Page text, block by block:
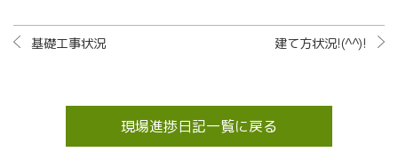
基礎工事状況 建て方状況!(^^)!
現場進捗日記一覧に戻る